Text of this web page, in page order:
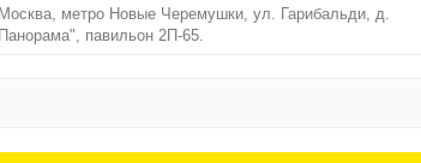
метро Новые Черемушки, ул. Гарибальди, д.
павильон 2П-65.